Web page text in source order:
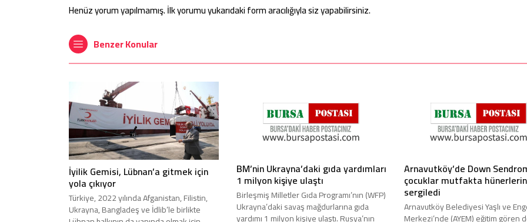
Henüz yorum yapılmamış. İlk yorumu yukarıdaki form aracılığıyla siz yapabilirsiniz.
Benzer Konular
İyilik Gemisi, Lübnan’a gitmek için
yola çıkıyor
Türkiye, 2022 yılında Afganistan, Filistin,
Ukrayna, Bangladeş ve İdlib’le birlikte
BM’nin Ukrayna’daki gıda yardımları
1 milyon kişiye ulaştı
Birleşmiş Milletler Gıda Programı’nın (WFP)
Ukrayna’daki savaş mağdurlarına gıda
yardımı 1 milyon kişiye ulaştı. Rusya’nın
Arnavutköy’de Down
çocuklar mutfakta
sergiledi
Arnavutköy Belediyesi Yaşlı ve
Merkezi’nde (AYEM) eğitim gören